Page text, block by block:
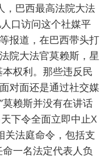
，巴西最高法院大法
口访问这个社媒平
报道，在巴西带头打
院大法官莫赖斯，星
权利。那些违反民
对面还是通过社交媒
赖斯并没有在讲话
下令全面立即中止X
关法庭命令，包括支
一名法定代表人负